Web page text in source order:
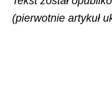
(pierwotnie artykuł